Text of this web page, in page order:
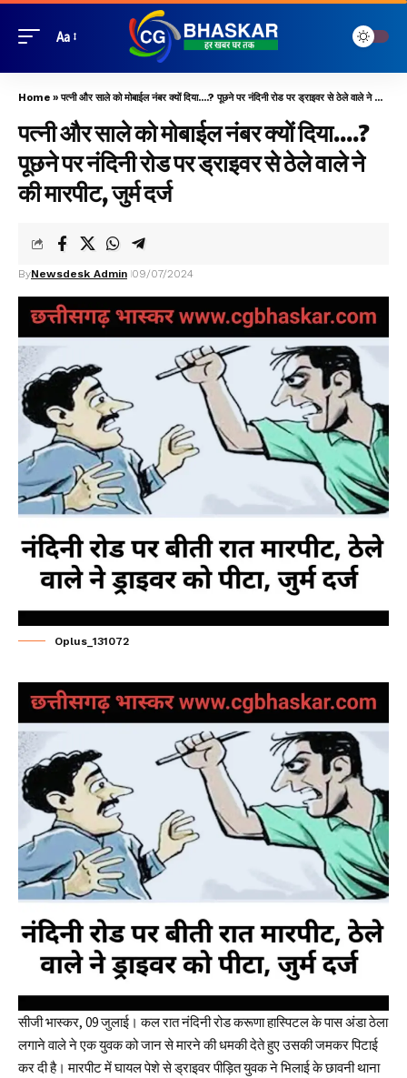
Aa
Home »पत्नी और साले को मोबाईल नंबर क्यों दिया….? पूछने पर नंदिनी रोड पर ड्राइवर से ठेले वाले ने की मारपीट, जुर्म दर्ज
पत्नी और साले को मोबाईल नंबर क्यों दिया….?
पूछने पर नंदिनी रोड पर ड्राइवर से ठेले वाले ने
की मारपीट, जुर्म दर्ज
ByNewsdesk Admin 09/07/2024
Oplus_131072
सीजी भास्कर, 09 जुलाई। कल रात नंदिनी रोड करूणा हास्पिटल के पास अंडा ठेला
लगाने वाले ने एक युवक को जान से मारने की धमकी देते हुए उसकी जमकर पिटाई
कर दी है। मारपीट में घायल पेशे से ड्राइवर पीड़ित युवक ने भिलाई के छावनी थाना